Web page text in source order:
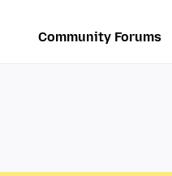
Community Forums